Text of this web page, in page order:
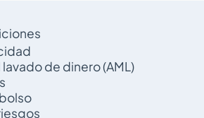
de dinero (AML)